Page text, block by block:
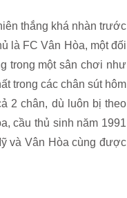
thắng khá nhàn trước
là FC Vân Hòa, một đối
trong một sân chơi như
trong các chân sút hôm
2 chân, dù luôn bị theo
cầu thủ sinh năm 1991
và Vân Hòa cùng được